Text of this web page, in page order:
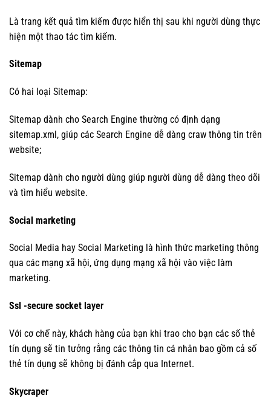
Là trang kết quả tìm kiếm được hiển thị sau khi người dùng thực
hiện một thao tác tìm kiếm.
Sitemap
Có hai loại Sitemap:
Sitemap dành cho Search Engine thường có định dạng
sitemap.xml, giúp các Search Engine dễ dàng craw thông tin trên
website;
Sitemap dành cho người dùng giúp người dùng dễ dàng theo dõi
và tìm hiểu website.
Social marketing
Social Media hay Social Marketing là hình thức marketing thông
qua các mạng xã hội, ứng dụng mạng xã hội vào việc làm
marketing.
Ssl -secure socket layer
Với cơ chế này, khách hàng của bạn khi trao cho bạn các số thẻ
tín dụng sẽ tin tưởng rằng các thông tin cá nhân bao gồm cả số
thẻ tín dụng sẽ không bị đánh cắp qua Internet.
Skycraper